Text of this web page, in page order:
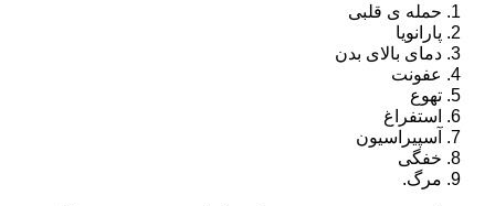
حمله ی قلبی
پارانویا
دمای بالای بدن
عفونت
تهوع
استفراغ
آسپیراسیون
خفگی
مرگ.